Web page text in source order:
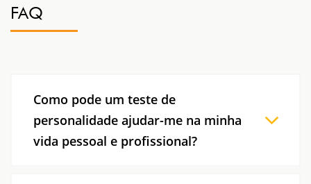
FAQ
Como pode um teste de
personalidade ajudar-me na minha
vida pessoal e profissional?